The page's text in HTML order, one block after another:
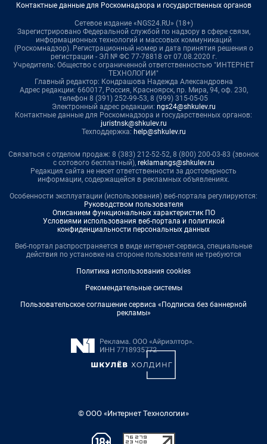
Контактные данные для Роскомнадзора и государственных органов
Сетевое издание «NGS24.RU» (18+)
Зарегистрировано Федеральной службой по надзору в сфере связи,
информационных технологий и массовых коммуникаций
(Роскомнадзор). Регистрационный номер и дата принятия решения о
регистрации - ЭЛ № ФС 77-78818 от 07.08.2020 г.
Учредитель: Общество с ограниченной ответственностью "ИНТЕРНЕТ
ТЕХНОЛОГИИ"
Главный редактор: Кондрашова Надежда Александровна
Адрес редакции: 660017, Россия, Красноярск, пр. Мира, 94, оф. 230,
телефон 8 (391) 252-99-53, 8 (999) 315-05-05
Электронный адрес редакции: ngs24@shkulev.ru
Контактные данные для Роскомнадзора и государственных органов:
juristnsk@shkulev.ru
Техподдержка: help@shkulev.ru
Связаться с отделом продаж: 8 (383) 212-52-52, 8 (800) 200-03-83 (звонок
с сотового бесплатный), reklamangs@shkulev.ru
Редакция сайта не несет ответственности за достоверность
информации, содержащейся в рекламных объявлениях.
Особенности эксплуатации (использования) веб-портала регулируются:
Руководством пользователя
Описанием функциональных характеристик ПО
Условиями использования веб-портала и политикой
конфиденциальности персональных данных
Веб-портал распространяется в виде интернет-сервиса, специальные
действия по установке на стороне пользователя не требуются
Политика использования cookies
Рекомендательные системы
Пользовательское соглашение сервиса «Подписка без баннерной
рекламы»
© ООО «Интернет Технологии»